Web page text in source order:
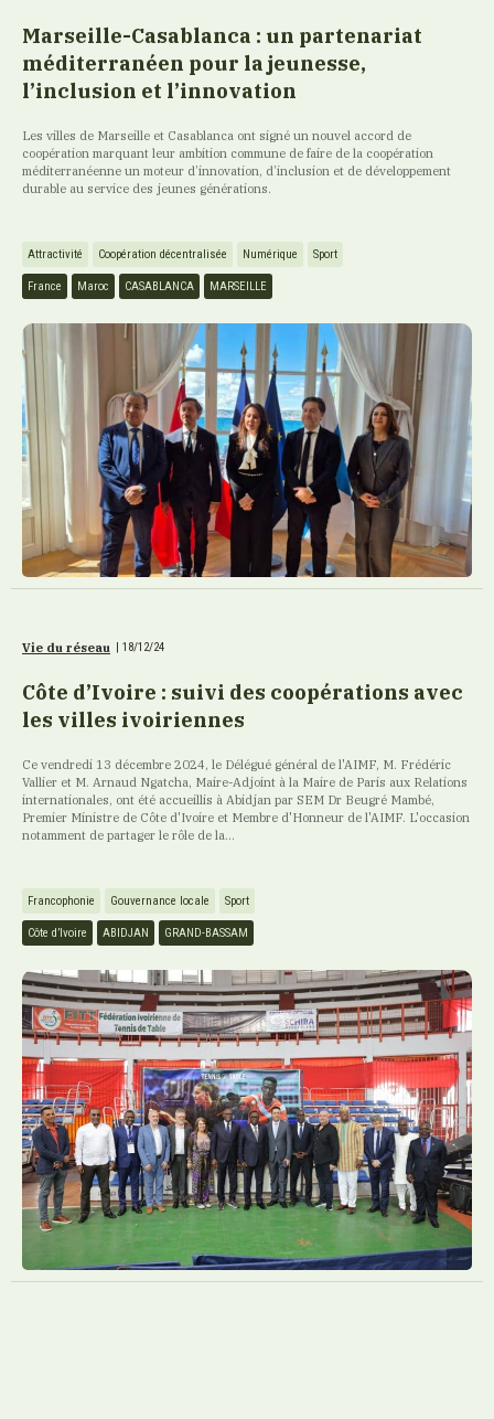
Marseille-Casablanca : un partenariat
méditerranéen pour la jeunesse,
l’inclusion et l’innovation
Les villes de Marseille et Casablanca ont signé un nouvel accord de
coopération marquant leur ambition commune de faire de la coopération
méditerranéenne un moteur d’innovation, d’inclusion et de développement
durable au service des jeunes générations.
Attractivité Coopération décentralisée Numérique Sport
France Maroc CASABLANCA MARSEILLE
Vie du réseau | 18/12/24
Côte d’Ivoire : suivi des coopérations avec
les villes ivoiriennes
Ce vendredi 13 décembre 2024, le Délégué général de l'AIMF, M. Frédéric
Vallier et M. Arnaud Ngatcha, Maire-Adjoint à la Maire de Paris aux Relations
internationales, ont été accueillis à Abidjan par SEM Dr Beugré Mambé,
Premier Ministre de Côte d'Ivoire et Membre d'Honneur de l'AIMF. L'occasion
notamment de partager le rôle de la...
Francophonie Gouvernance locale Sport
Côte d’Ivoire ABIDJAN GRAND-BASSAM